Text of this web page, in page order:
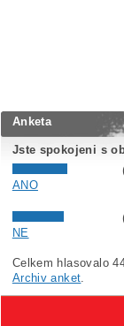
Anketa
Jste spokojeni s
ANO
NE
Celkem hlasovalo
Archiv anket.